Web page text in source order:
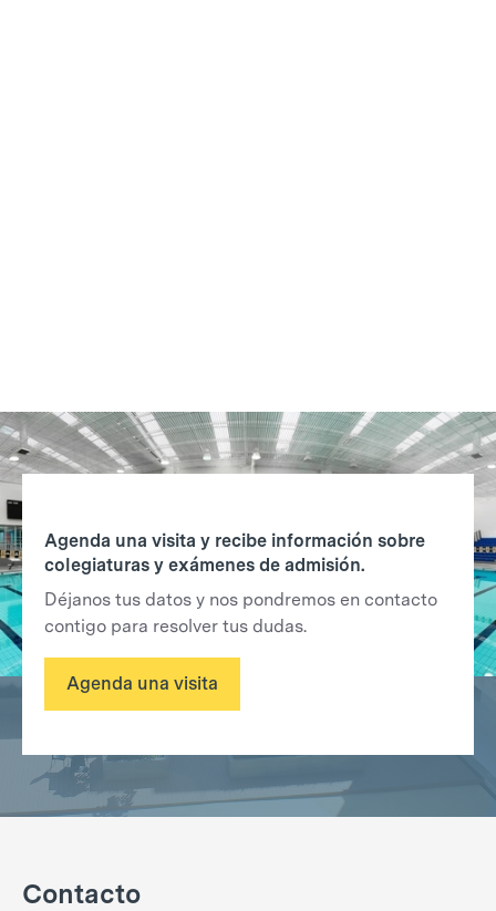
Agenda una visita y recibe información sobre
colegiaturas y exámenes de admisión.
Déjanos tus datos y nos pondremos en contacto
contigo para resolver tus dudas.
Agenda una visita
Contacto